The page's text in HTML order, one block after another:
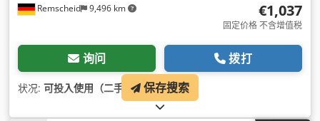
Remscheid 9,496 km €1,037
固定价格 不含增值税
询问 拨打
状况: 可投入使用（二手）, 保存搜索